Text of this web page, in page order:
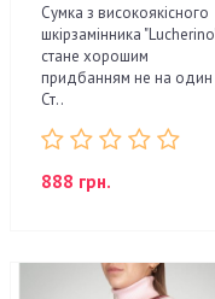
Сумка з високоякісного
шкірзамінника
стане хорошим
придбанням не на один
Ст..
888 грн.